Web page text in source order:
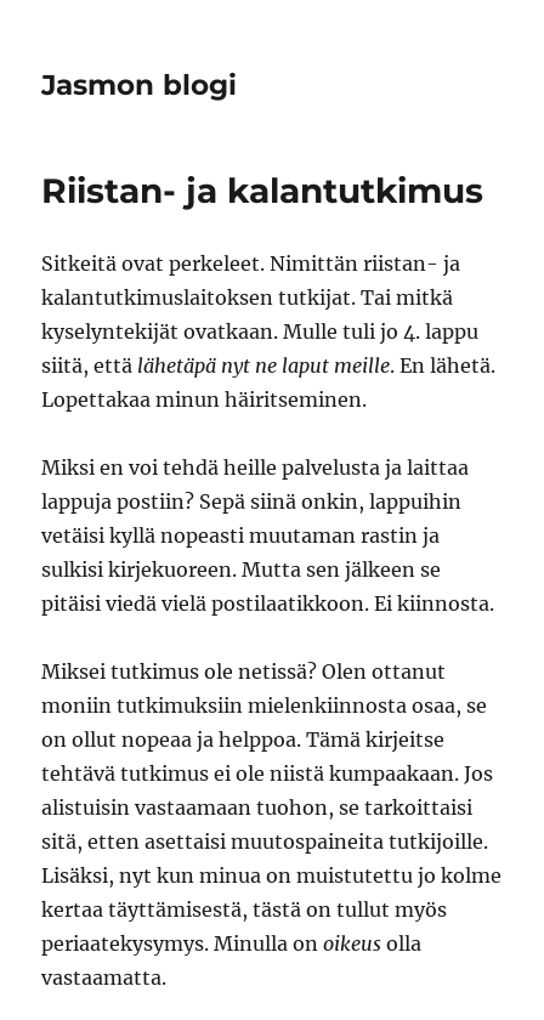
Jasmon blogi
Riistan- ja kalantutkimus
Sitkeitä ovat perkeleet. Nimittän riistan- ja
kalantutkimuslaitoksen tutkijat. Tai mitkä
kyselyntekijät ovatkaan. Mulle tuli jo 4. lappu
siitä, että lähetäpä nyt ne laput meille. En lähetä.
Lopettakaa minun häiritseminen.
Miksi en voi tehdä heille palvelusta ja laittaa
lappuja postiin? Sepä siinä onkin, lappuihin
vetäisi kyllä nopeasti muutaman rastin ja
sulkisi kirjekuoreen. Mutta sen jälkeen se
pitäisi viedä vielä postilaatikkoon. Ei kiinnosta.
Miksei tutkimus ole netissä? Olen ottanut
moniin tutkimuksiin mielenkiinnosta osaa, se
on ollut nopeaa ja helppoa. Tämä kirjeitse
tehtävä tutkimus ei ole niistä kumpaakaan. Jos
alistuisin vastaamaan tuohon, se tarkoittaisi
sitä, etten asettaisi muutospaineita tutkijoille.
Lisäksi, nyt kun minua on muistutettu jo kolme
kertaa täyttämisestä, tästä on tullut myös
periaatekysymys. Minulla onoikeus olla
vastaamatta.